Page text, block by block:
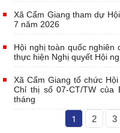
Xã Cẩm Giang tham dự
7 năm 2026
Hội nghị toàn quốc nghiên
thực hiện Nghị quyết Hội
Xã Cẩm Giang tổ chức
Chỉ thị số 07-CT/TW của
tháng
1 2 3